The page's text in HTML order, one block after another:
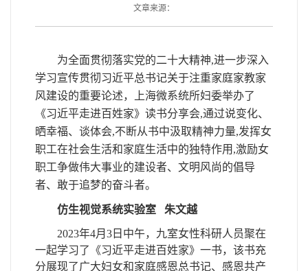
文章来源：
为全面贯彻落实党的二十大精神,进一步深入
学习宣传贯彻习近平总书记关于注重家庭家教家
风建设的重要论述，上海微系统所妇委举办了
《习近平走进百姓家》读书分享会,通过说变化、
晒幸福、谈体会,不断从书中汲取精神力量,发挥女
职工在社会生活和家庭生活中的独特作用,激励女
职工争做伟大事业的建设者、文明风尚的倡导
者、敢于追梦的奋斗者。
仿生视觉系统实验室 朱文越
2023年4月3日中午，九室女性科研人员聚在
一起学习了 《习近平走进百姓家》一书， 该书充
分展现了广大妇女和家庭感恩总书记、感恩共产